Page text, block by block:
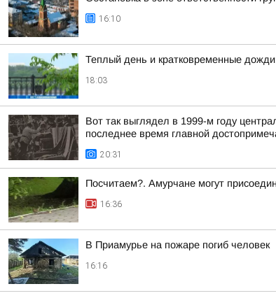
16:10
Теплый день и кратковременные
18:03
Вот так выглядел в 1999-м году
последнее время главной
20:31
Посчитаем?. Амурчане могут
16:36
В Приамурье на пожаре погиб человек
16:16